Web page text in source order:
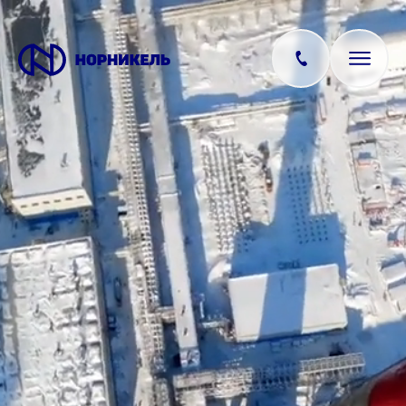
Вакансии
Производство
Офис
IT
Студентам